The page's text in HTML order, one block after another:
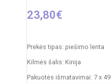
23,80€
Prekės tipas: piešimo lenta
Kilmės šalis: Kinija
Pakuotės išmatavimai: 7 x 49